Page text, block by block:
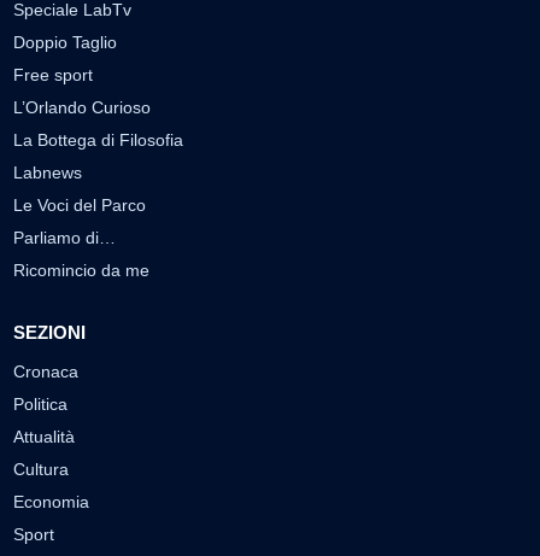
Speciale LabTv
Doppio Taglio
Free sport
L’Orlando Curioso
La Bottega di Filosofia
Labnews
Le Voci del Parco
Parliamo di…
Ricomincio da me
SEZIONI
Cronaca
Politica
Attualità
Cultura
Economia
Sport